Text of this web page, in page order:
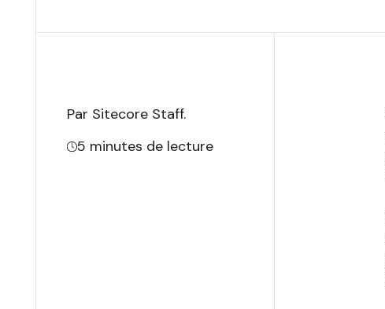
Par Sitecore Staff.
5 minutes de lecture